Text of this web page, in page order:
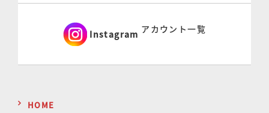
Instagram アカウント一覧
HOME